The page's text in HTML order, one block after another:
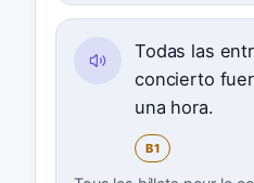
Todas las
concierto
una hora.
B1